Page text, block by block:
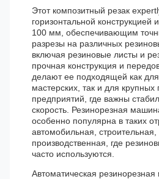
Этот композитный резак
горизонтальной конструкцией
100 мм, обеспечивающим
разрезы на различных
включая резиновые листы и
прочная конструкция и
делают ее подходящей как
мастерских, так и для крупных
предприятий, где важны
скорость. Резинорезная
особенно популярна в таких
автомобильная, строительная,
производственная, где
часто используются.
Автоматическая